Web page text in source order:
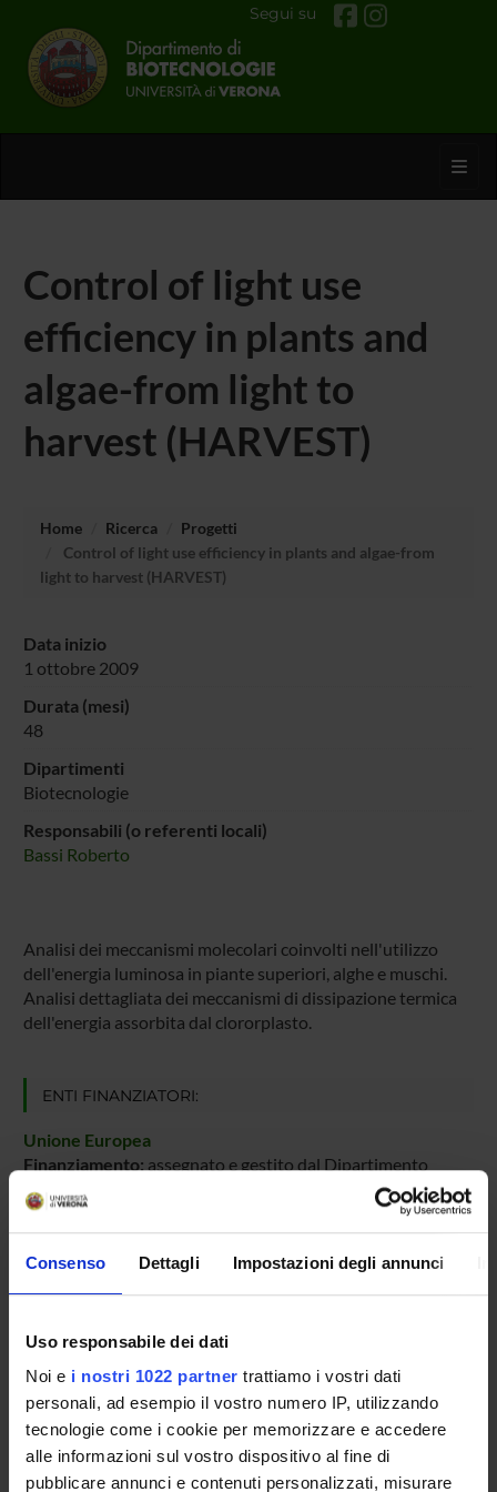
Consenso Dettagli Impostazioni degli annunci
Uso responsabile dei dati
Noi e i nostri 1022 partner trattiamo i vostri dati
personali, ad esempio il vostro numero IP, utilizzando
tecnologie come i cookie per memorizzare e accedere
alle informazioni sul vostro dispositivo al fine di
pubblicare annunci e contenuti personalizzati, misurare
Segui su
Control of light use
efficiency in plants and
algae-from light to
harvest (HARVEST)
Home Ricerca
Progetti
Control of light use efficiency in plants and algae-from
light to harvest (HARVEST)
Data inizio
1 ottobre 2009
Durata (mesi)
48
Dipartimenti
Biotecnologie
Responsabili (o referenti locali)
Bassi Roberto
Analisi dei meccanismi molecolari coinvolti nell'utilizzo
dell'energia luminosa in piante superiori, alghe e muschi.
Analisi dettagliata dei meccanismi di dissipazione termica
dell'energia assorbita dal clororplasto.
ENTI FINANZIATORI:
Unione Europea
Finanziamento: assegnato e gestito dal Dipartimento
Programma:
Professore ordinario
Roberto Bassi
Studioso Senior